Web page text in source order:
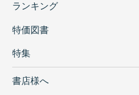
ランキング
特価図書
特集
書店様へ